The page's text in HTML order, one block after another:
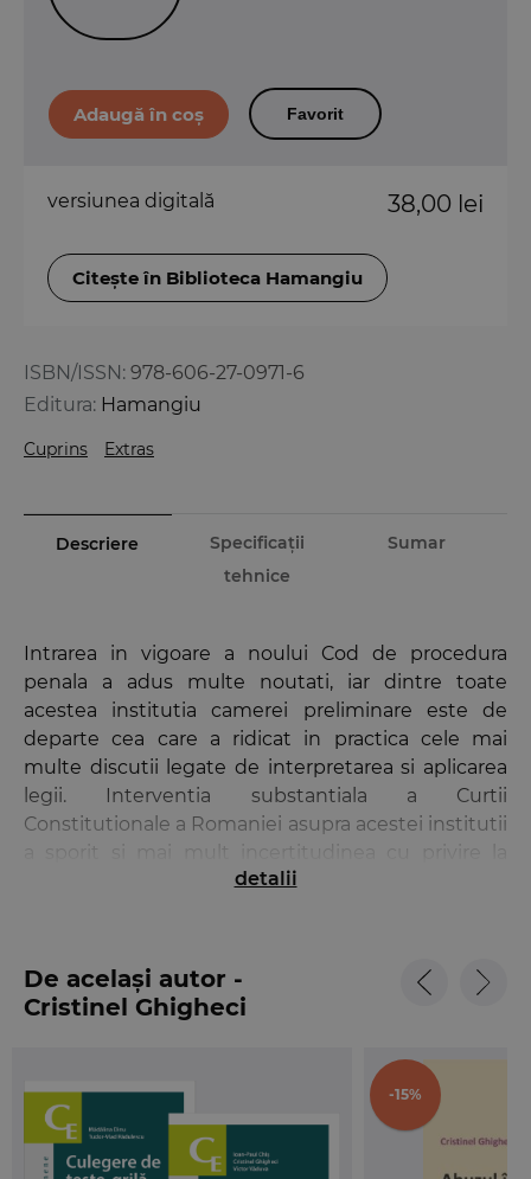
ISBN/ISSN: 978-606-27-0971-6
Editura: Hamangiu
Cuprins Extras
Favorit
versiunea digitală 38,00 lei
Citește în Biblioteca Hamangiu
Descriere
Specificații
tehnice
Sumar
Intrarea in vigoare a noului Cod de procedura
penala a adus multe noutati, iar dintre toate
acestea institutia camerei preliminare este de
departe cea care a ridicat in practica cele mai
multe discutii legate de interpretarea si aplicarea
legii. Interventia substantiala a Curtii
Constitutionale a Romaniei asupra acestei institutii
modul de interpretare a dispozitiilor legale ce
jurisprudenta, cat si a celor indicate in literatura de
specialitate publicata pana in prezent poate sa
practicieni, cat si pentru teoreticieni, in lamurirea
unor probleme de interpretare a textelor legale,
cel putin prin identificarea opiniei majoritare
adoptate in practica si in doctrina.
detalii
De același autor -
Cristinel Ghigheci
-15%